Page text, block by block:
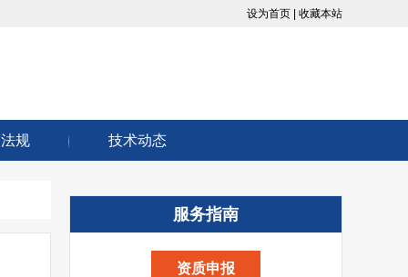
设为首页 | 收藏本站
规 技术动态
服务指南
资质申报